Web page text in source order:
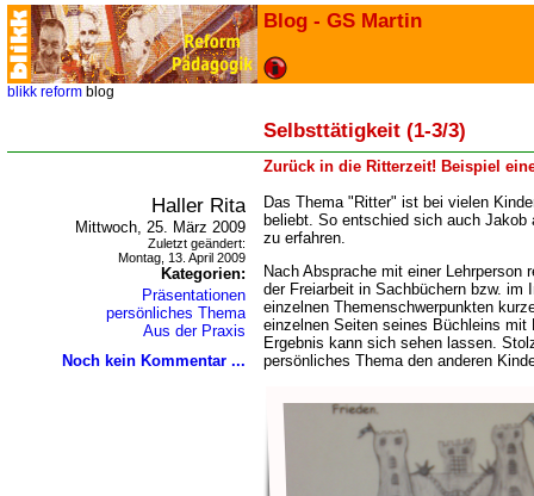
Blog - GS Martin
blikk reform blog
Selbsttätigkeit (1-3/3)
Zurück in die Ritterzeit! Beispiel
Haller Rita
Mittwoch, 25. März 2009
Zuletzt geändert:
Montag, 13. April 2009
Kategorien:
Präsentationen
persönliches Thema
Aus der Praxis
Noch kein Kommentar ...
Das Thema "Ritter" ist bei vielen
beliebt. So entschied sich auch
zu erfahren.
Nach Absprache mit einer Lehrperson
der Freiarbeit in Sachbüchern bzw. im
einzelnen Themenschwerpunkten
einzelnen Seiten seines Büchleins mit
Ergebnis kann sich sehen lassen.
persönliches Thema den anderen